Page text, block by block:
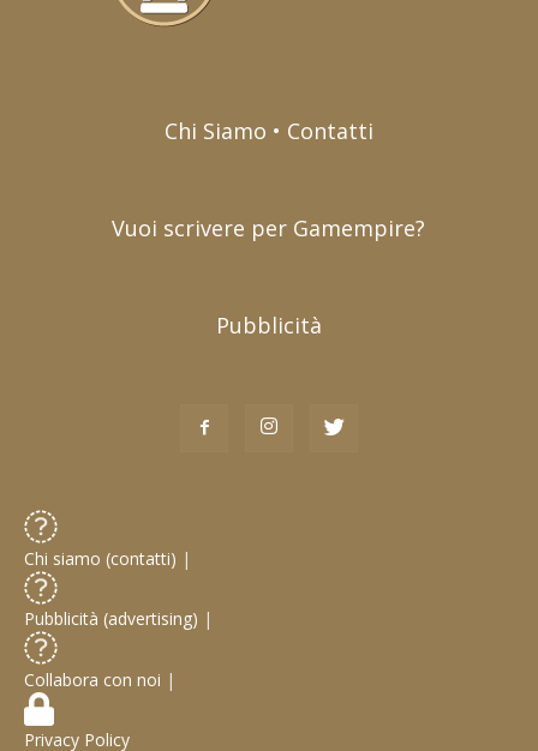
Chi Siamo • Contatti
Vuoi scrivere per Gamempire?
Pubblicità
Chi siamo (contatti) |
Pubblicità (advertising) |
Collabora con noi |
Privacy Policy